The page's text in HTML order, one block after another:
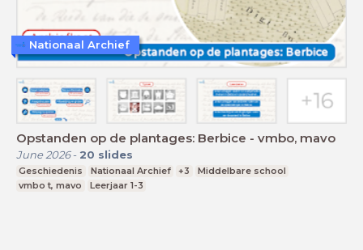
Opstanden op de plantages: Berbice - vmbo, mavo
June 2026- 20 slides
Geschiedenis Nationaal Archief +3
Middelbare school
vmbo t, mavo
Leerjaar 1-3
Nationaal Archief